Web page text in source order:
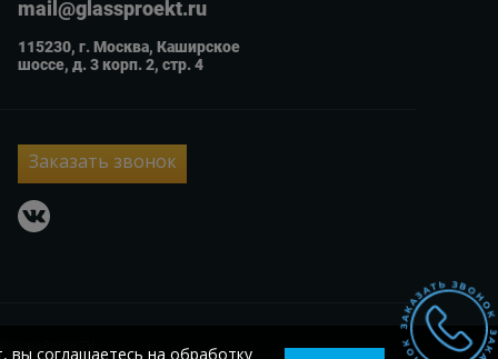
mail@glassproekt.ru
115230, г. Москва, Каширское
шоссе, д. 3 корп. 2, стр. 4
Заказать звонок
vkontakte
вы соглашаетесь на обработку